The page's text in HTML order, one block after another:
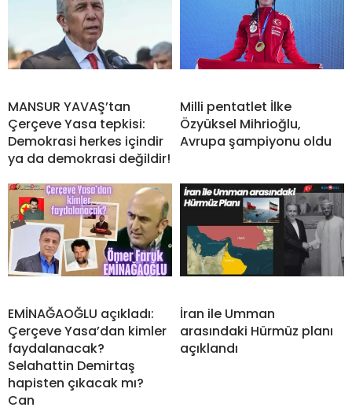
MANSUR YAVAŞ’tan
Çerçeve Yasa tepkisi:
Demokrasi herkes içindir
ya da demokrasi değildir!
Milli pentatlet İlke
Özyüksel Mihrioğlu,
Avrupa şampiyonu oldu
EMİNAĞAOĞLU açıkladı:
Çerçeve Yasa’dan kimler
faydalanacak?
Selahattin Demirtaş
hapisten çıkacak mı?
Can
İran ile Umman
arasındaki Hürmüz planı
açıklandı